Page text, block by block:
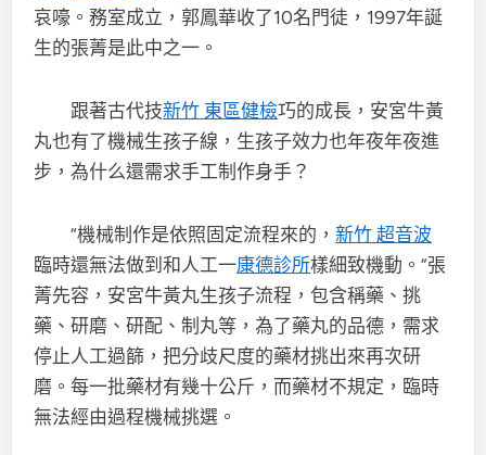
哀嚎。務室成立，郭鳳華收了10名門徒，1997年誕
生的張菁是此中之一。
跟著古代技新竹 東區健檢巧的成長，安宮牛黃
丸也有了機械生孩子線，生孩子效力也年夜年夜進
步，為什么還需求手工制作身手？
“機械制作是依照固定流程來的，新竹 超音波
臨時還無法做到和人工一康德診所樣細致機動。”張
菁先容，安宮牛黃丸生孩子流程，包含稱藥、挑
藥、研磨、研配、制丸等，為了藥丸的品德，需求
停止人工過篩，把分歧尺度的藥材挑出來再次研
磨。每一批藥材有幾十公斤，而藥材不規定，臨時
無法經由過程機械挑選。